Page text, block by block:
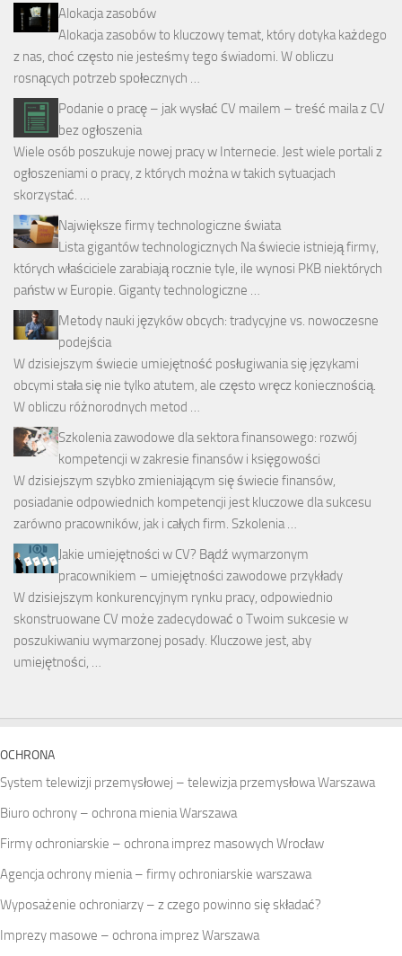
Alokacja zasobów
Alokacja zasobów to kluczowy temat, który dotyka każdego
z nas, choć często nie jesteśmy tego świadomi. W obliczu
rosnących potrzeb społecznych …
Podanie o pracę – jak wysłać CV mailem – treść maila z CV
bez ogłoszenia
Wiele osób poszukuje nowej pracy w Internecie. Jest wiele portali z
ogłoszeniami o pracy, z których można w takich sytuacjach
skorzystać. …
Największe firmy technologiczne świata
Lista gigantów technologicznych Na świecie istnieją firmy,
których właściciele zarabiają rocznie tyle, ile wynosi PKB niektórych
państw w Europie. Giganty technologiczne …
Metody nauki języków obcych: tradycyjne vs. nowoczesne
podejścia
W dzisiejszym świecie umiejętność posługiwania się językami
obcymi stała się nie tylko atutem, ale często wręcz koniecznością.
W obliczu różnorodnych metod …
Szkolenia zawodowe dla sektora finansowego: rozwój
kompetencji w zakresie finansów i księgowości
W dzisiejszym szybko zmieniającym się świecie finansów,
posiadanie odpowiednich kompetencji jest kluczowe dla sukcesu
zarówno pracowników, jak i całych firm. Szkolenia …
Jakie umiejętności w CV? Bądź wymarzonym
pracownikiem – umiejętności zawodowe przykłady
W dzisiejszym konkurencyjnym rynku pracy, odpowiednio
skonstruowane CV może zadecydować o Twoim sukcesie w
poszukiwaniu wymarzonej posady. Kluczowe jest, aby
umiejętności, …
OCHRONA
System telewizji przemysłowej – telewizja przemysłowa Warszawa
Biuro ochrony – ochrona mienia Warszawa
Firmy ochroniarskie – ochrona imprez masowych Wrocław
Agencja ochrony mienia – firmy ochroniarskie warszawa
Wyposażenie ochroniarzy – z czego powinno się składać?
Imprezy masowe – ochrona imprez Warszawa